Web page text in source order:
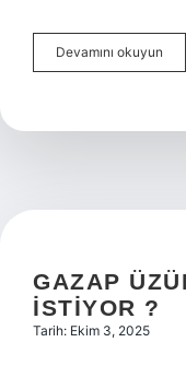
Devamını okuyun
GAZAP
ISTIYOR ?
Tarih: Ekim 3, 2025